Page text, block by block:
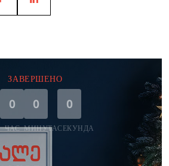
ЗАВЕРШЕНО
0
ЧАС
0
МИНУТА
0
СЕКУНДА